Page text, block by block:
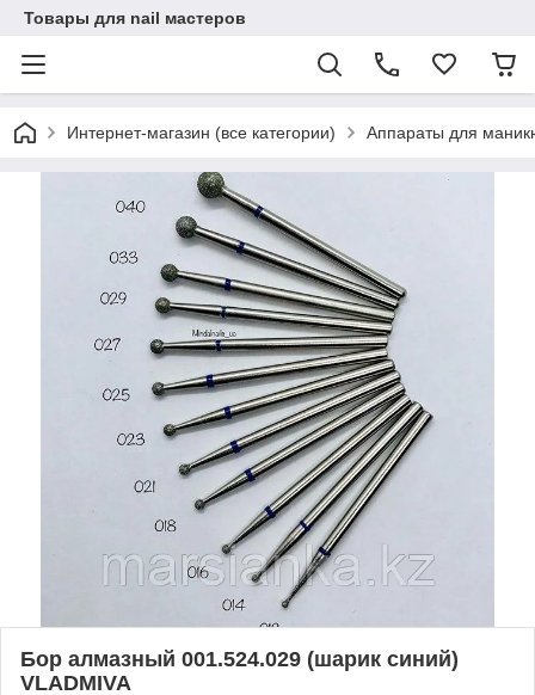
Товары для nail мастеров
Интернет-магазин (все категории) Аппараты для
Бор алмазный 001.524.029 (шарик синий)
VLADMIVA